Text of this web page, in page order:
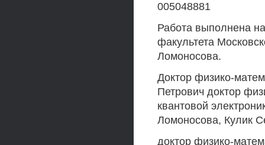
005048881
Работа выполнена
факультета
Ломоносова.
Доктор физико-
Петрович доктор
квантовой
Ломоносова, Кулик
доктор физико-